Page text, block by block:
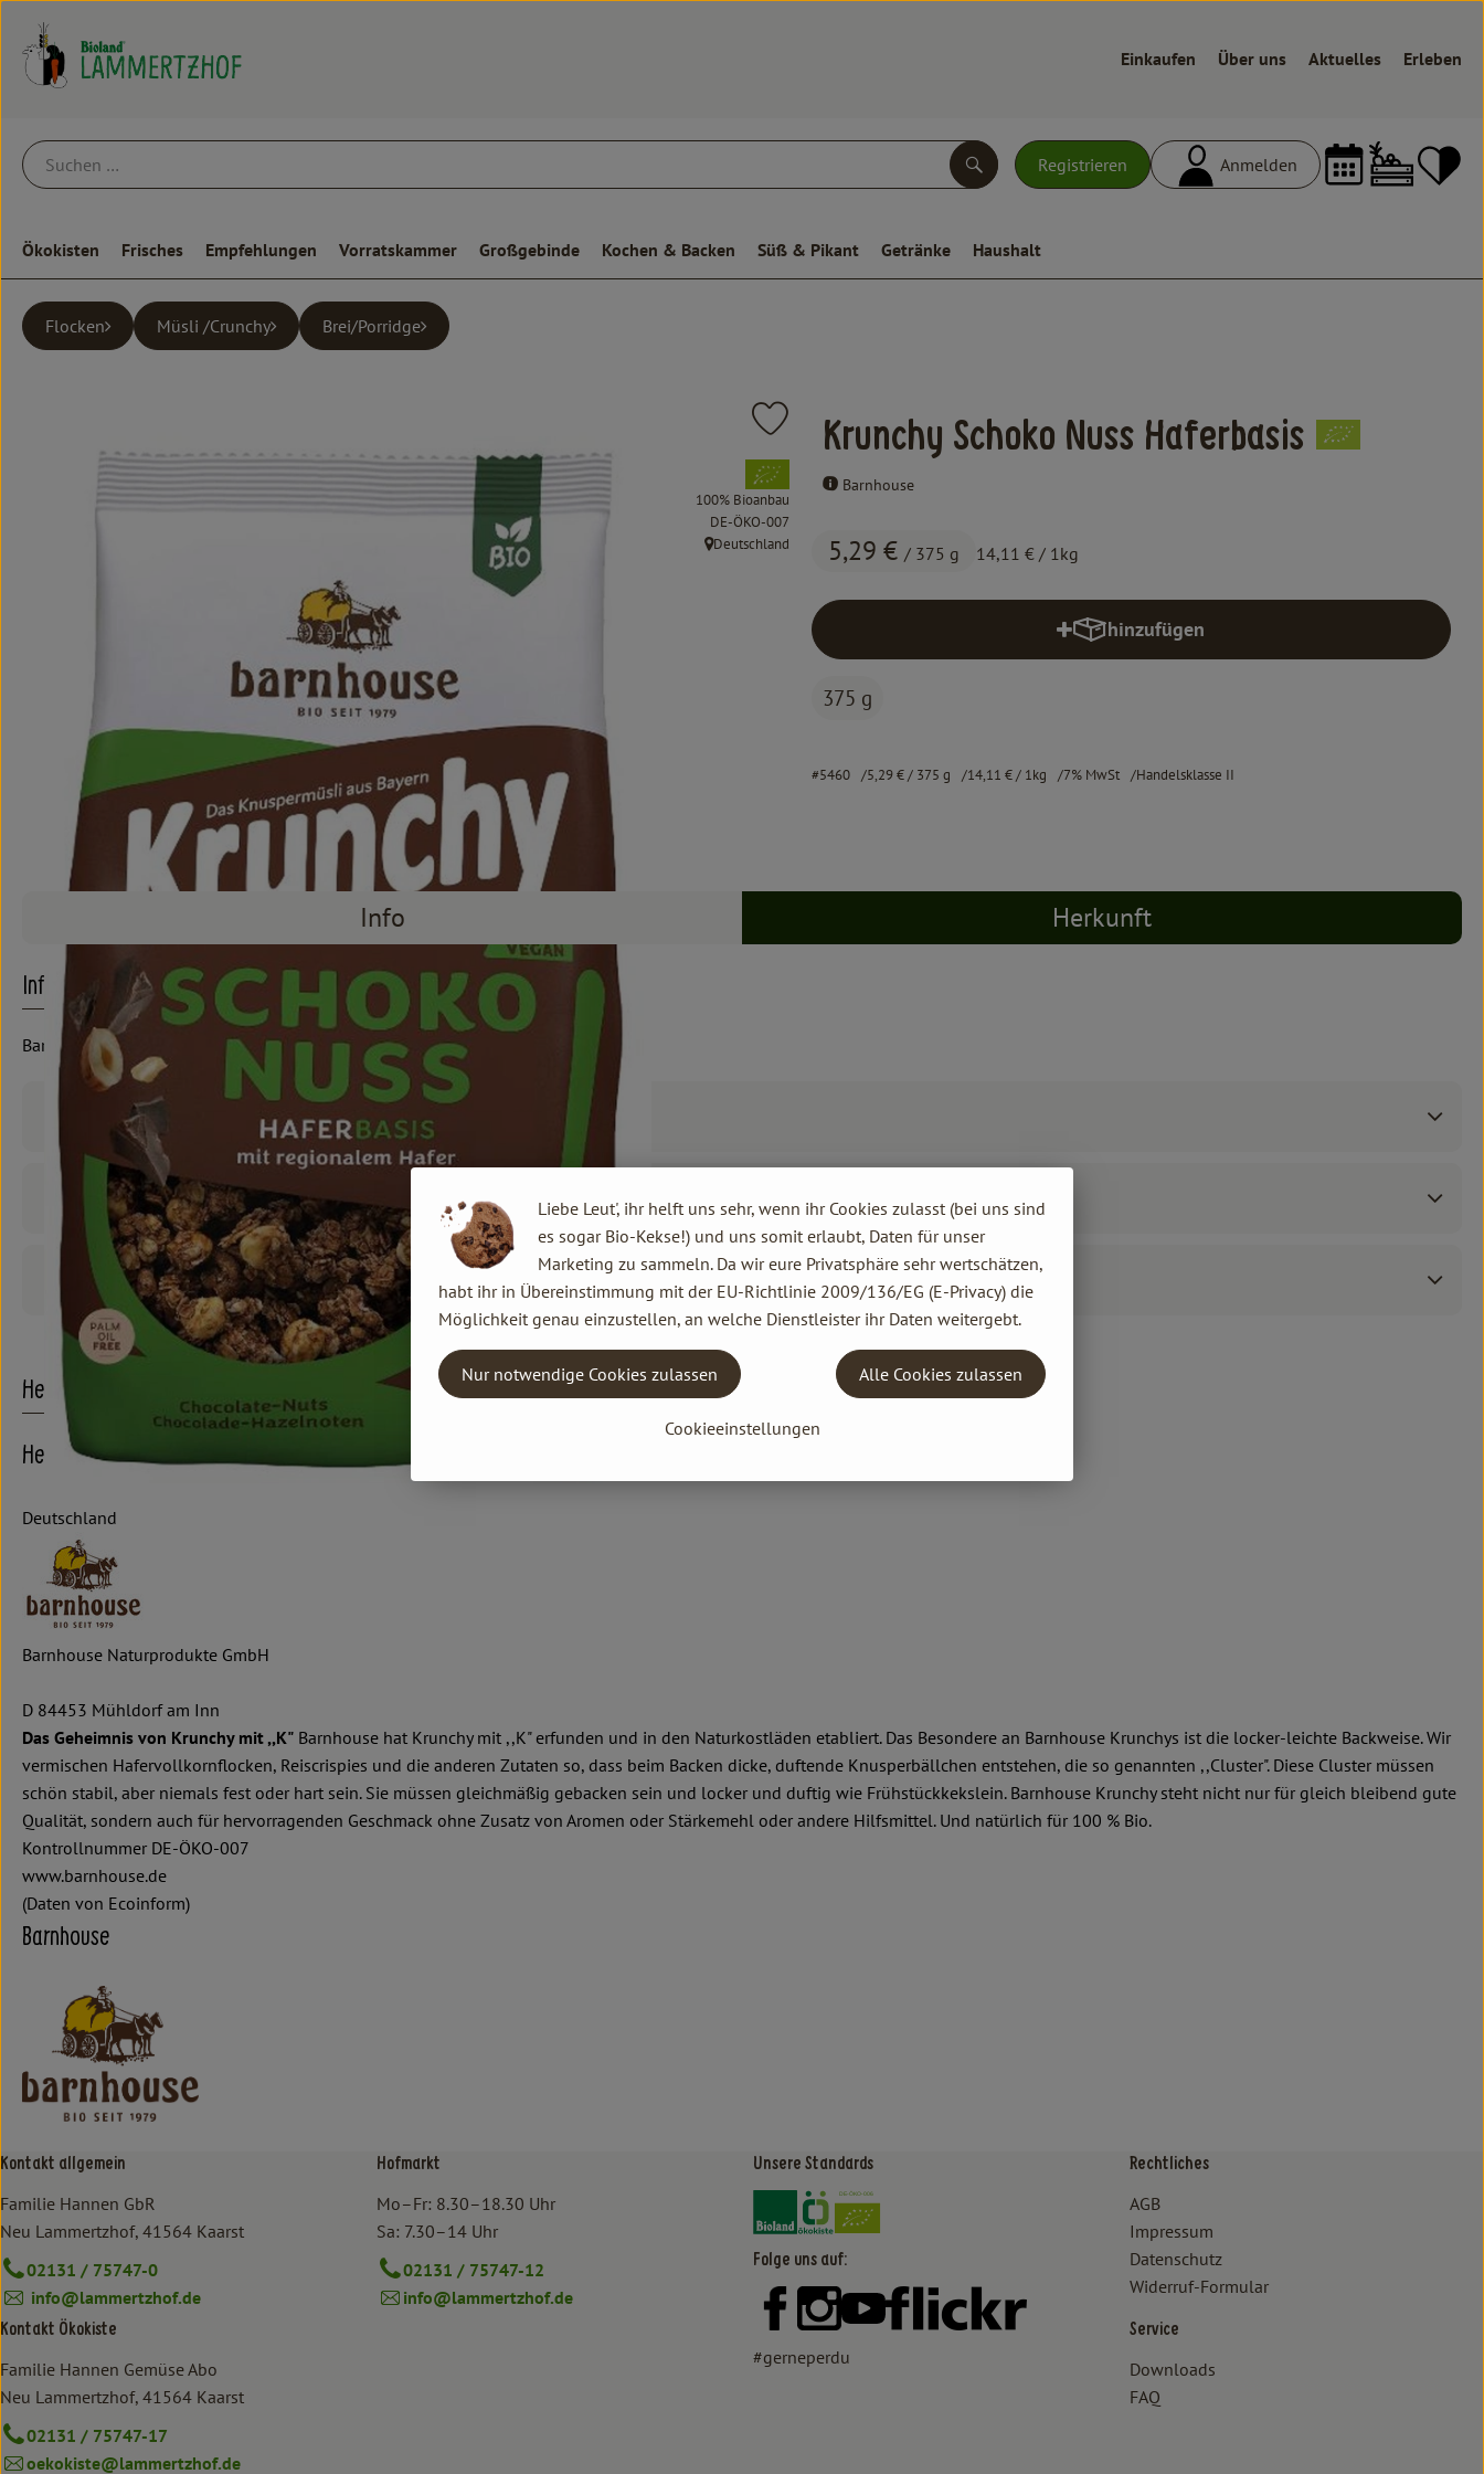
Einkaufen Über uns Aktuelles Erleben
Registrieren Anmelden
Suchen
Ökokisten Frisches Empfehlungen Vorratskammer Großgebinde Kochen & Backen Süß & Pikant Getränke Haushalt
Flocken Müsli /Crunchy Brei/Porridge
Krunchy Schoko Nuss Haferbasis
Barnhouse
5,29 € / 375 g 14,11 € / 1kg
Produkt zu Favouriten hinzufügen
, Verband:
100% Bioanbau
, Kontrollstelle:
DE-ÖKO-007
, Herkunft:
Deutschland
hinzufügen
Produkt zum Warenkorb hinzufügen
375 g
#5460 5,29 €/ 375 g 14,11 €/ 1kg 7% MwSt Handelsklasse II
Info Herkunft
Info
Barnhouse
Produktinformationen
Zutaten
Produktdatenblatt
Herkunft
Hersteller: Barnhouse
Deutschland
Barnhouse Naturprodukte GmbH
D 84453 Mühldorf am Inn
Das Geheimnis von Krunchy mit ,,K" Barnhouse hat Krunchy mit ,,K" erfunden und in den Naturkostläden etabliert. Das Besondere an Barnhouse Krunchys ist die locker-leichte Backweise. Wir
vermischen Hafervollkornflocken, Reiscrispies und die anderen Zutaten so, dass beim Backen dicke, duftende Knusperbällchen entstehen, die so genannten ,,Cluster". Diese Cluster müssen
schön stabil, aber niemals fest oder hart sein. Sie müssen gleichmäßig gebacken sein und locker und duftig wie Frühstückkekslein. Barnhouse Krunchy steht nicht nur für gleich bleibend gute
Qualität, sondern auch für hervorragenden Geschmack ohne Zusatz von Aromen oder Stärkemehl oder andere Hilfsmittel. Und natürlich für 100 % Bio.
Kontrollnummer DE-ÖKO-007
www.barnhouse.de
(Daten von Ecoinform)
Barnhouse
Kontakt allgemein
Familie Hannen GbR
Neu Lammertzhof, 41564 Kaarst
02131 / 75747-0
info@lammertzhof.de
Kontakt Ökokiste
Familie Hannen Gemüse Abo
Neu Lammertzhof, 41564 Kaarst
02131 / 75747-17
oekokiste@lammertzhof.de
Hofmarkt
Mo–Fr: 8.30–18.30 Uhr
Sa: 7.30–14 Uhr
02131 / 75747-12
info@lammertzhof.de
Unsere Standards
Externer Link zu https://www.bioland.de/verbraucher
Externer Link zu https://www.oekokiste.de/
Folge uns auf:
Externer Link zu https://www.facebook.com/lammertzhof/
Externer Link zu https://www.instagram.com/lammertzhof/
Externer Link zu https://www.youtube.com/channel/
Externer Link zu https://www.flickr.com/photos/
#gerneperdu
Rechtliches
AGB
Impressum
Datenschutz
Widerruf-Formular
Service
Downloads
FAQ
Liebe Leut', ihr helft uns sehr, wenn ihr Cookies zulasst (bei uns sind
es sogar Bio-Kekse!) und uns somit erlaubt, Daten für unser
Marketing zu sammeln. Da wir eure Privatsphäre sehr wertschätzen,
habt ihr in Übereinstimmung mit der EU-Richtlinie 2009/136/EG (E-Privacy) die
Möglichkeit genau einzustellen, an welche Dienstleister ihr Daten weitergebt.
Cookieeinstellungen
Nur notwendige Cookies zulassen Alle Cookies zulassen